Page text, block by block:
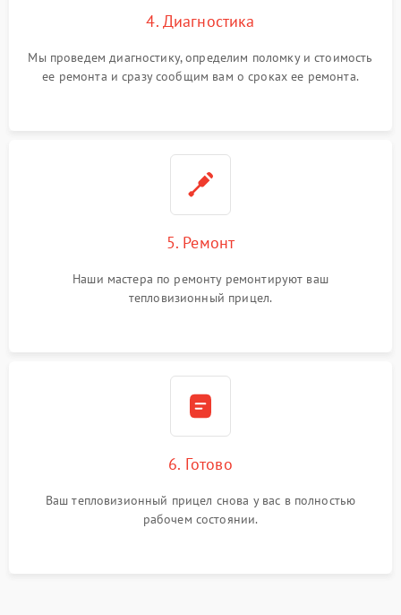
4. Диагностика
Мы проведем диагностику, определим поломку и стоимость
ее ремонта и сразу сообщим вам о сроках ее ремонта.
5. Ремонт
Наши мастера по ремонту ремонтируют ваш
тепловизионный прицел.
6. Готово
Ваш тепловизионный прицел снова у вас в полностью
рабочем состоянии.